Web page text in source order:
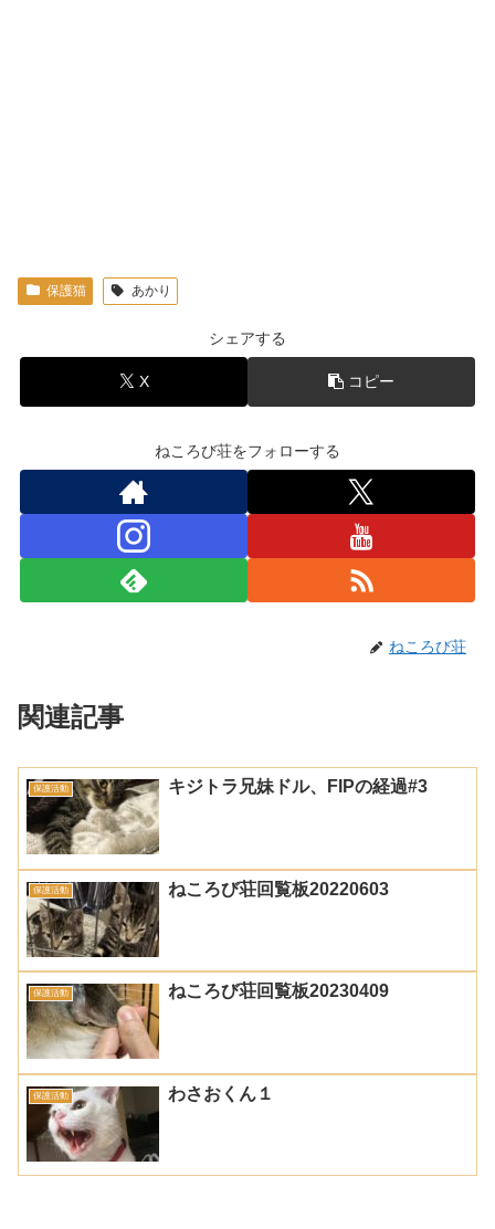
保護猫 あかり
シェアする
X コピー
ねころび荘をフォローする
ねころび荘
関連記事
保護活動 キジトラ兄妹ドル、FIPの経過#3
保護活動 ねころび荘回覧板20220603
保護活動 ねころび荘回覧板20230409
保護活動 わさおくん１